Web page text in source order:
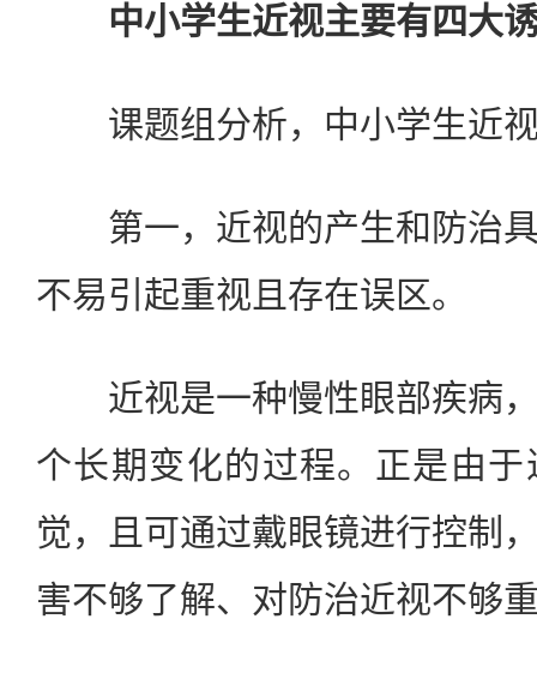
中小学生近视主要有四大
课题组分析，中小学生近视
第一，近视的产生和防治具
不易引起重视且存在误区。
近视是一种慢性眼部疾病，
个长期变化的过程。正是由
觉，且可通过戴眼镜进行控制
害不够了解、对防治近视不够